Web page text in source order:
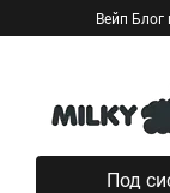
Перейти кВейп Блог
Под